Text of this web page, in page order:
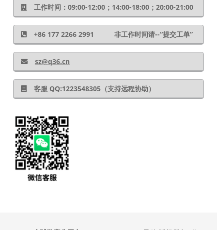
工作时间：09:00-12:00；14:00-18:00；20:00-21:00
+86 177 2266 2991 非工作时间请--“提交工单”
sz@q36.cn
客服 QQ:1223548305（支持远程协助）